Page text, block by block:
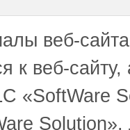
веб-
к веб-
Solution».